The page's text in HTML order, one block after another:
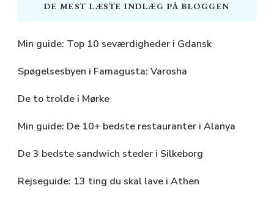
DE MEST LÆSTE INDLÆG PÅ BLOGGEN
Min guide: Top 10 seværdigheder i Gdansk
Spøgelsesbyen i Famagusta: Varosha
De to trolde i Mørke
Min guide: De 10+ bedste restauranter i Alanya
De 3 bedste sandwich steder i Silkeborg
Rejseguide: 13 ting du skal lave i Athen